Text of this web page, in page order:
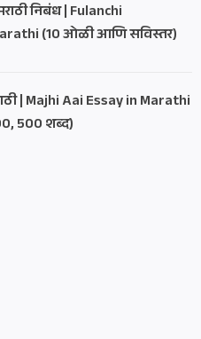
निबंध | Fulanchi
(10 ओळी आणि सविस्तर)
| Majhi Aai Essay in Marathi
500 शब्द)